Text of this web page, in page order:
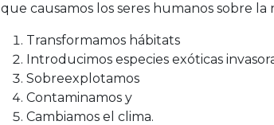
que causamos los seres humanos sobre la
Transformamos hábitats
Introducimos especies exóticas
Sobreexplotamos
Contaminamos y
Cambiamos el clima.